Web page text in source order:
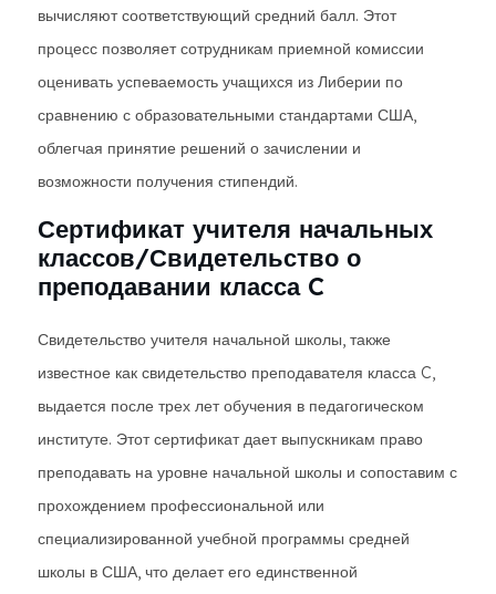
вычисляют соответствующий средний балл. Этот
процесс позволяет сотрудникам приемной комиссии
оценивать успеваемость учащихся из Либерии по
сравнению с образовательными стандартами США,
облегчая принятие решений о зачислении и
возможности получения стипендий.
Сертификат учителя начальных
классов/Свидетельство о
преподавании класса C
Свидетельство учителя начальной школы, также
известное как свидетельство преподавателя класса C,
выдается после трех лет обучения в педагогическом
институте. Этот сертификат дает выпускникам право
преподавать на уровне начальной школы и сопоставим с
прохождением профессиональной или
специализированной учебной программы средней
школы в США, что делает его единственной